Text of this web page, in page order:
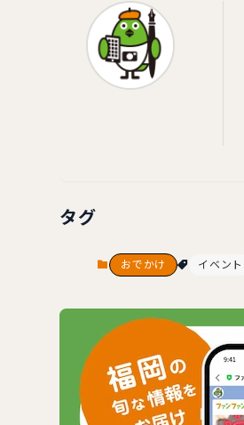
タグ
おでかけ イベント